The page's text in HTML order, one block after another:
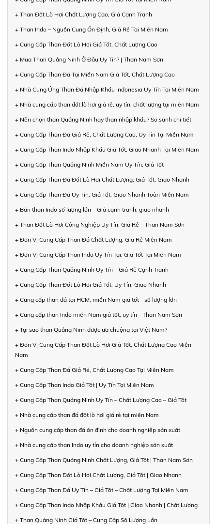
+ Than Đốt Lò Hơi Chất Lượng Cao, Giá Cạnh Tranh
+ Than Indo – Nguồn Cung Ổn Định, Giá Rẻ Tại Miền Nam
+ Cung Cấp Than Đốt Lò Hơi Giá Tốt, Chất Lượng Cao
+ Mua Than Quảng Ninh Ở Đâu Uy Tín? | Than Nam Sơn
+ Cung Cấp Than Đá Tại Miền Nam Giá Tốt, Chất Lượng Cao
+ Nhà Cung Ứng Than Đá Nhập Khẩu Indonesia Uy Tín Tại Miền Nam
+ Nhà cung cấp than đốt lò hơi giá rẻ, uy tín, chất lượng tại miền Nam
+ Nên chọn than Quảng Ninh hay than nhập khẩu? So sánh chi tiết
+ Cung Cấp Than Đá Giá Rẻ, Chất Lượng Cao, Uy Tín Tại Miền Nam
+ Cung Cấp Than Indo Nhập Khẩu Giá Tốt, Giao Nhanh Tại Miền Nam
+ Cung Cấp Than Quảng Ninh Miền Nam Uy Tín, Giá Tốt
+ Cung Cấp Than Đá Đốt Lò Hơi Chất Lượng, Giá Tốt, Giao Nhanh
+ Cung Cấp Than Đá Uy Tín, Giá Tốt, Giao Nhanh Toàn Miền Nam
+ Bán than Indo số lượng lớn – Giá cạnh tranh, giao nhanh
+ Than Đốt Lò Hơi Công Nghiệp Uy Tín, Giá Rẻ – Than Nam Sơn
+ Đơn Vị Cung Cấp Than Đá Chất Lượng, Giá Rẻ Miền Nam
+ Đơn Vị Cung Cấp Than Indo Uy Tín Tại, Giá Tốt Tại Miền Nam
+ Cung Cấp Than Quảng Ninh Uy Tín – Giá Rẻ Cạnh Tranh
+ Cung Cấp Than Đốt Lò Hơi Giá Tốt, Uy Tín, Giao Nhanh
+ Cung cấp than đá tại HCM, miền Nam giá tốt - số lượng lớn
+ Cung cấp than Indo miền Nam giá tốt, uy tín - Than Nam Sơn
+ Tại sao than Quảng Ninh được ưa chuộng tại Việt Nam?
+ Đơn Vị Cung Cấp Than Đốt Lò Hơi Giá Tốt, Chất Lượng Cao Miền
Nam
+ Cung Cấp Than Đá Giá Rẻ, Chất Lượng Cao Tại Miền Nam
+ Cung Cấp Than Indo Giá Tốt | Uy Tín Tại Miền Nam
+ Cung Cấp Than Quảng Ninh Uy Tín – Chất Lượng Cao – Giá Tốt
+ Nhà cung cấp than đá đốt lò hơi giá rẻ tại miền Nam
+ Nguồn cung cấp than đá ổn định cho doanh nghiệp sản xuất
+ Nhà cung cấp than Indo uy tín cho doanh nghiệp sản xuất
+ Cung Cấp Than Quảng Ninh Chất Lượng, Giá Tốt | Than Nam Sơn
+ Cung Cấp Than Đốt Lò Hơi Chất Lượng, Giá Tốt | Giao Nhanh
+ Cung Cấp Than Đá Uy Tín – Giá Tốt – Chất Lượng Tại Miền Nam
+ Cung Cấp Than Indo Nhập Khẩu Giá Tốt | Giao Nhanh | Chất Lượng
+ Than Quảng Ninh Giá Tốt – Cung Cấp Số Lượng Lớn